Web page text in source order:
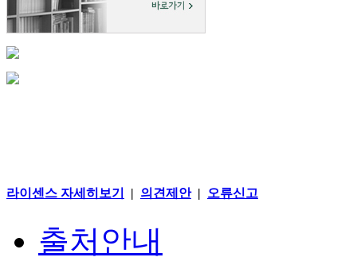
라이센스 자세히보기 | 의견제안| 오류신고
출처안내